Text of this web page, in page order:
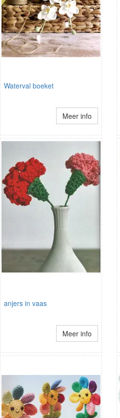
Waterval boeket
Meer info
anjers in vaas
Meer info